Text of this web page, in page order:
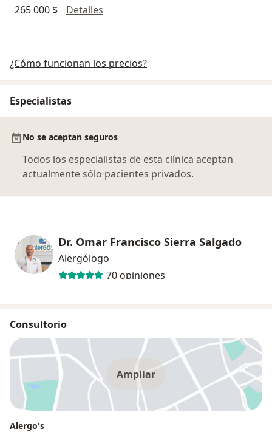
265 000 $
Detalles
¿Cómo funcionan los precios?
Especialistas
No se aceptan seguros
Todos los especialistas de esta clínica aceptan
actualmente sólo pacientes privados.
Dr. Omar Francisco Sierra Salgado
Alergólogo
70 opiniones
Consultorio
Ampliar
Alergo's